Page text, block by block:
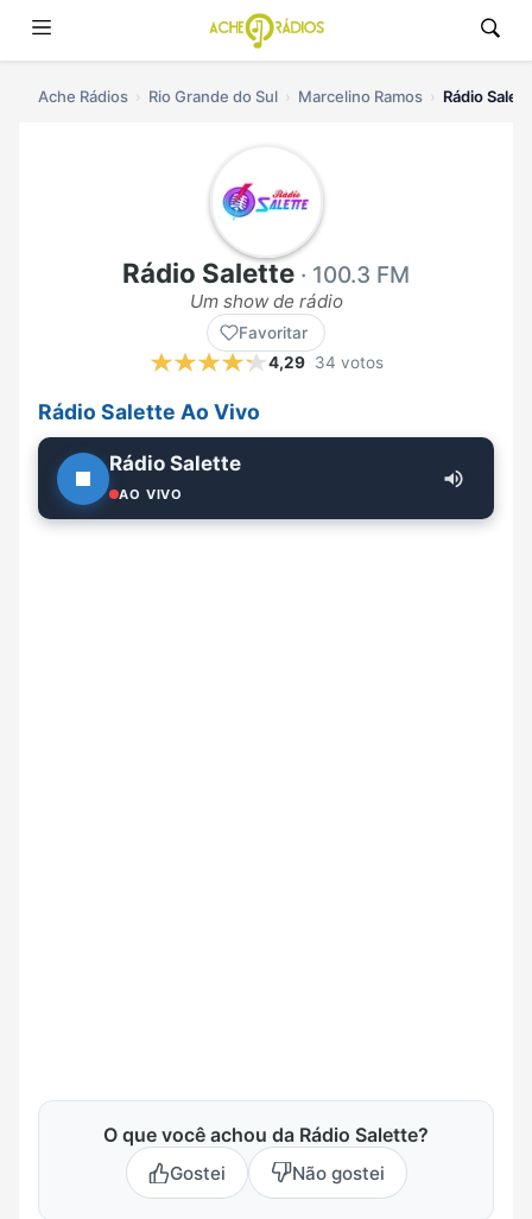
Ache Rádios Rio Grande do Sul Marcelino Ramos Rádio
Rádio Salette · 100.3 FM
Um show de rádio
Favoritar
4,29 34 votos
Rádio Salette Ao Vivo
Rádio Salette
AO VIVO
O que você achou da Rádio Salette?
Gostei Não gostei